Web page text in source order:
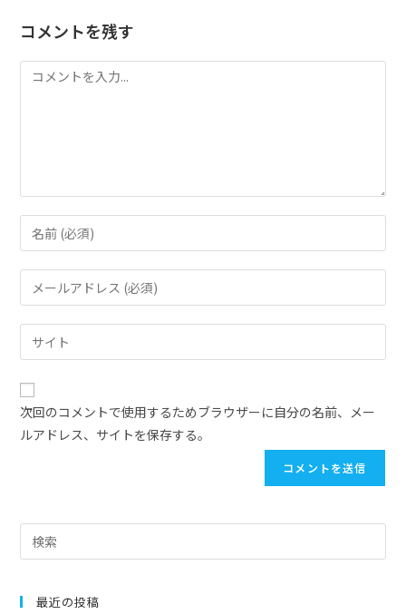
コメントを残す
次回のコメントで使用するためブラウザーに自分の名前、メー
ルアドレス、サイトを保存する。
最近の投稿